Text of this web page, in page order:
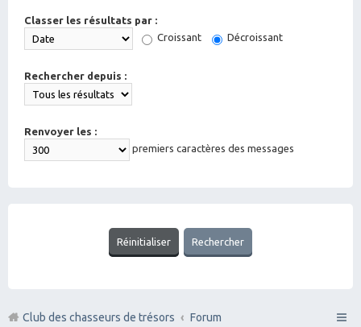
Classer les résultats par :
Croissant
Décroissant
Rechercher depuis :
Renvoyer les :
premiers caractères des messages
Club des chasseurs de trésors Forum